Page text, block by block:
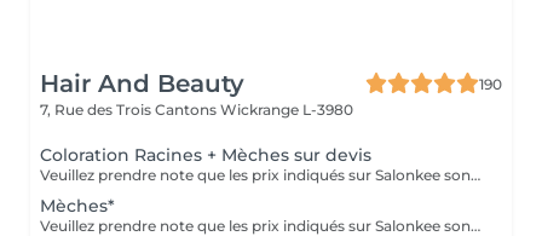
Hair And Beauty
190
7, Rue des Trois Cantons Wickrange L-3980
Coloration Racines + Mèches sur devis
Veuillez prendre note que les prix indiqués sur Salonkee sont communiqués à titre informatif et s'entendent de base. Ces derniers sont susceptibles de varier selon le diagnostic réalisé à votre arrivée au salon et l'expertise du professionnel à qui vous confiez votre beauté. Dans tous les cas, un devis précis vous sera proposé et toutes réalisations de prestations seront effectuées avec votre accord. Un grand merci d'avance pour votre compréhension. Au plaisir de vous recevoir très vite.
Mèches*
Veuillez prendre note que les prix indiqués sur Salonkee sont communiqués à titre informatif et s'entendent de base. Ces derniers sont susceptibles de varier selon le diagnostic réalisé à votre arrivée au salon et l'expertise du professionnel à qui vous confiez votre beauté. Dans tous les cas, un devis précis vous sera proposé et toutes réalisations de prestations seront effectuées avec votre accord. Un grand merci d'avance pour votre compréhension. Au plaisir de vous recevoir très vite.